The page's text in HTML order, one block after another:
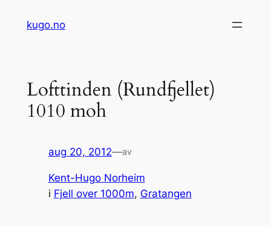
kugo.no
Lofttinden (Rundfjellet)
1010 moh
aug 20, 2012—av
Kent-Hugo Norheim
i Fjell over 1000m, Gratangen